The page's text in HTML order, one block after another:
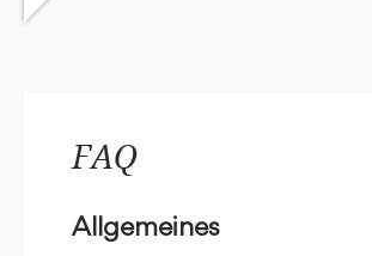
FAQ
Allgemeines